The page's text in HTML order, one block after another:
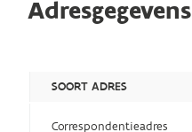
Adresgegevens
SOORT ADRES
Correspondentieadres